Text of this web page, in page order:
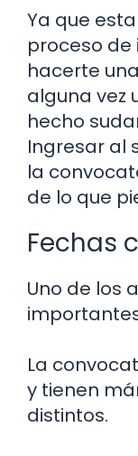
Ya que
proceso de
hacerte
alguna vez
hecho
Ingresar al
la
de lo que
Fechas
Uno de los
La
y tienen
distintos.